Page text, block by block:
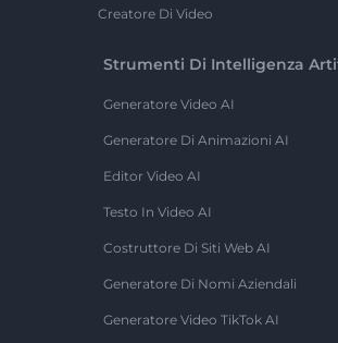
Creatore Di Video
Strumenti Di Intelligenza
Generatore Video AI
Generatore Di Animazioni AI
Editor Video AI
Testo In Video AI
Costruttore Di Siti Web AI
Generatore Di Nomi Aziendali
Generatore Video TikTok AI